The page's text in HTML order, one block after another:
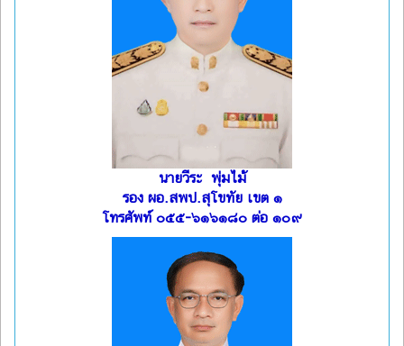
นายวีระ พุ่มไม้
รอง ผอ.สพป.สุโขทัย เขต ๑
โทรศัพท์ ๐๕๕-๖๑๖๑๘๐ ต่อ ๑๐๙